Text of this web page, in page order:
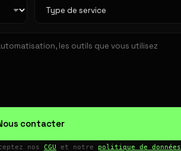
contacter
nos CGU et notre politique de données